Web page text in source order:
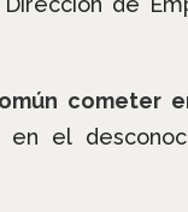
cometer
el